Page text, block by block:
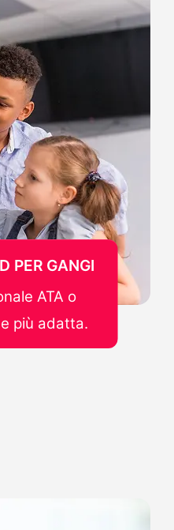
PER GANGI
ATA o
più adatta.